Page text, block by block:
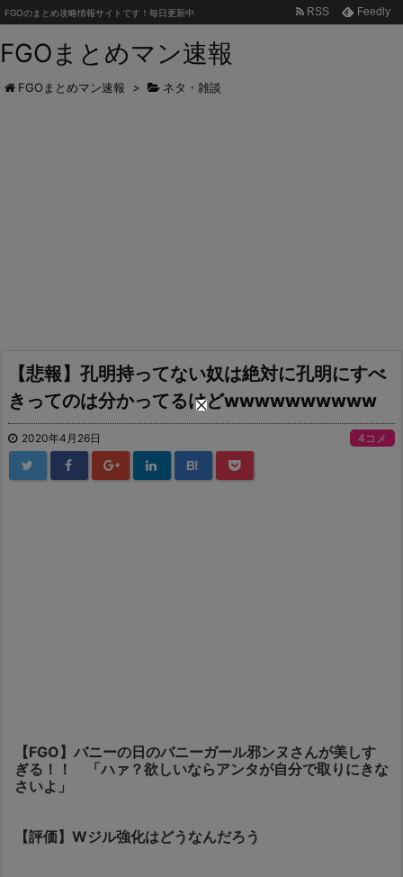
FGOまとめマン速報
FGOのまとめ攻略情報サイトです！毎日更新中 RSS Feedly
FGOまとめマン速報 > ネタ・雑談
【悲報】孔明持ってない奴は絶対に孔明にすべ
きってのは分かってるけどwwwwwwwwww
2020年4月26日 4コメ
B!
【FGO】バニーの日のバニーガール邪ンヌさんが美しす
ぎる！！ 「ハァ？欲しいならアンタが自分で取りにきな
さいよ」
【評価】Wジル強化はどうなんだろう